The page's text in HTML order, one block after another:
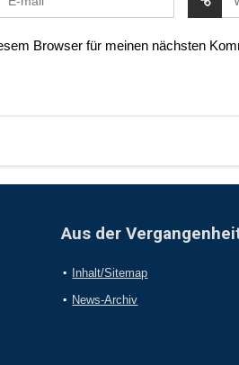
Browser für meinen nächsten
Aus der
Inhalt/Sitemap
News-Archiv